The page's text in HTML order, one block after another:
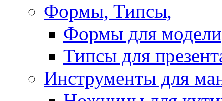
Формы, Типсы,
Формы для
Типсы для
Инструменты для